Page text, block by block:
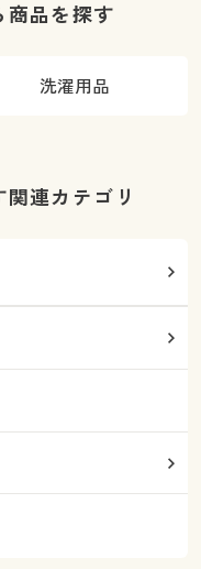
商品を探す
洗濯用品
連カテゴリ